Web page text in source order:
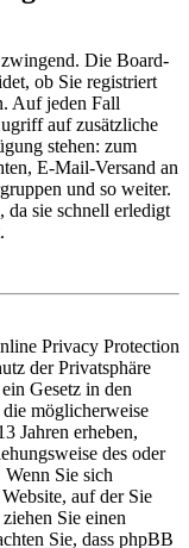
Die Board-
ob Sie registriert
Auf jeden Fall
auf zusätzliche
stehen: zum
E-Mail-Versand an
und so weiter.
sie schnell erledigt
Privacy Protection
der Privatsphäre
Gesetz in den
möglicherweise
Jahren erheben,
des oder
Sie sich
auf der Sie
Sie einen
Sie, dass phpBB